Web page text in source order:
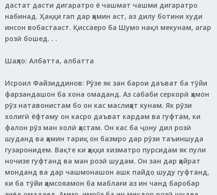
дастат дасти дигаратро ё чашмат чашми дигаратро
набинад. Ҳаққи гап дар ҳамин аст, аз дилу ботини худи
инсон вобастааст. Қиссаеро ба Шумо нақл мекунам, агар
розӣ бошед. . .
Шаҳло: Албатта, албатта
Исроил Файзиддинов: Рӯзе як зан барои даъват ба тӯйи
фарзандашон ба хона омаданд. Аз сабаби серкорӣ ҳамон
рӯз натавонистам бо он кас маслиҳат кунам. Як рӯзи
холигӣ ёфтаму он касро даъват кардам ва гуфтам, ки
фалон рӯз ман холӣ ҳастам. Он кас ба ҷону дил розӣ
шуданд ва ҳамин тариқ он базмро дар рӯзи таъиншуда
гузаронидем. Вақте ки ҳаққи хизматро пурсидам як пули
ночизе гуфтанд ва ман розӣ шудам. Он зан дар ҳайрат
монданд ва дар чашмонашон ашк пайдо шуду гуфтанд,
ки ба тӯйи ҳамсояамон ба маблағи аз ин чанд баробар